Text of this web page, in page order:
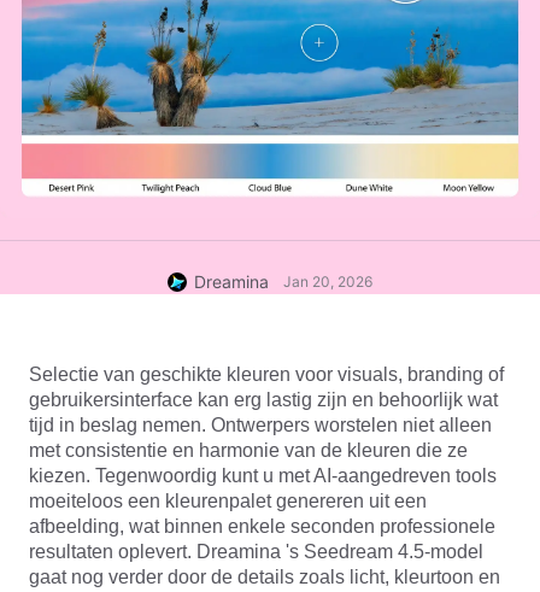
Dreamina Jan 20, 2026
Selectie van geschikte kleuren voor visuals, branding of
gebruikersinterface kan erg lastig zijn en behoorlijk wat
tijd in beslag nemen. Ontwerpers worstelen niet alleen
met consistentie en harmonie van de kleuren die ze
kiezen. Tegenwoordig kunt u met AI-aangedreven tools
moeiteloos een kleurenpalet genereren uit een
afbeelding, wat binnen enkele seconden professionele
resultaten oplevert. Dreamina 's
gaat nog verder door de details zoals licht, kleurtoon en